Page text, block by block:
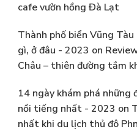
cafe vườn hồng Đà Lạt
Thành phố biển Vũng
gì, ở đâu - 2023 on
Châu – thiên đường tắm
14 ngày khám phá những
nổi tiếng nhất - 2023 on
nhất khi du lịch thủ đô